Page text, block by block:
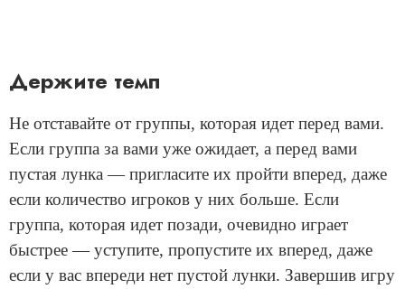
Держите темп
Не отставайте от группы, которая идет перед вами.
Если группа за вами уже ожидает, а перед вами
пустая лунка — пригласите их пройти вперед, даже
если количество игроков у них больше. Если
группа, которая идет позади, очевидно играет
быстрее — уступите, пропустите их вперед, даже
если у вас впереди нет пустой лунки. Завершив игру